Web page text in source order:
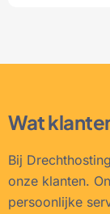
Wat
Bij
onze klanten.
persoonlijke